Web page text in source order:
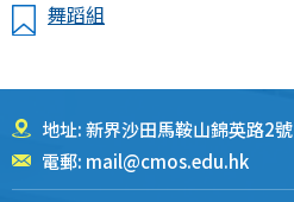
舞蹈組
地址: 新界沙田馬鞍山錦英路2號
電郵: mail@cmos.edu.hk